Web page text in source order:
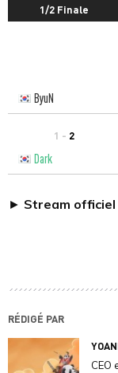
1/2 Finale
ByuN
1 - 2
Dark
► Stream officiel
RÉDIGÉ PAR
CEO